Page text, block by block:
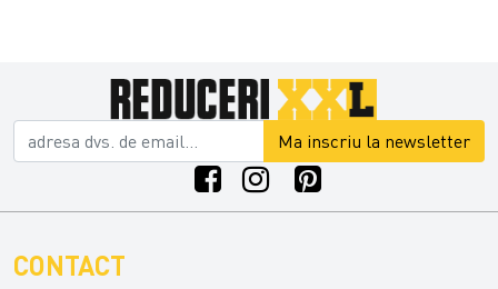
Ma inscriu la newsletter
CONTACT